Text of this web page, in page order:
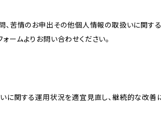
、苦情のお申出その他個人情報の取扱いに関す
ームよりお問い合わせください。
に関する運用状況を適宜見直し、継続的な改善